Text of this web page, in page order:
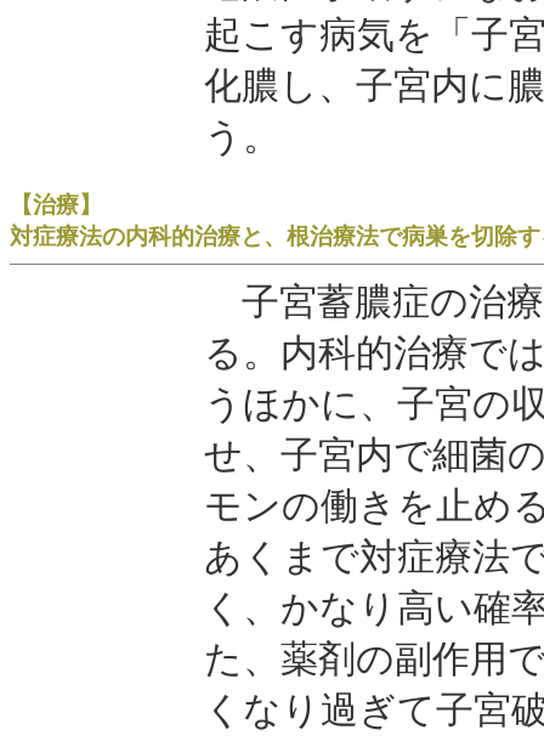
起こす病気を「子
化膿し、子宮内に
う。
【治療】
対症療法の内科的治療と、根治療法で病巣を切除
子宮蓄膿症の治
る。内科的治療で
うほかに、子宮の
せ、子宮内で細菌
モンの働きを止め
あくまで対症療法
く、かなり高い確
た、薬剤の副作用
くなり過ぎて子宮